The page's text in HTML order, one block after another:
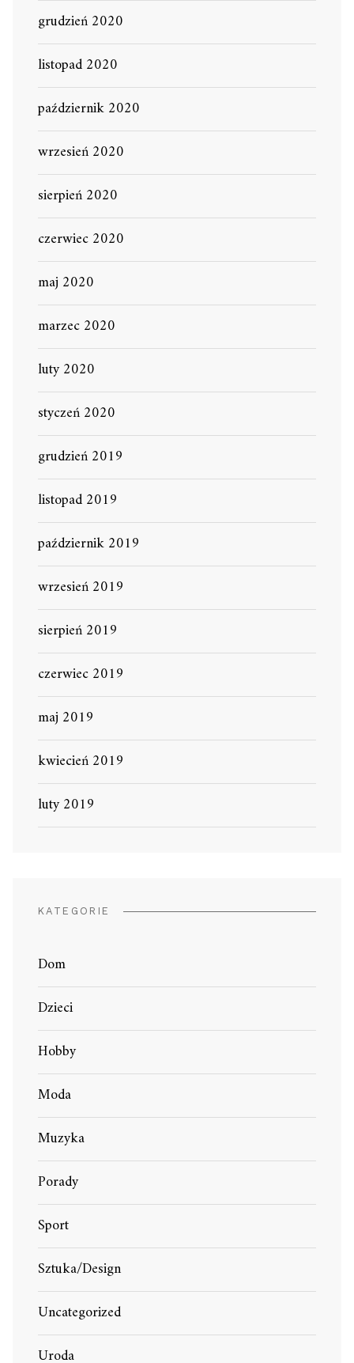
grudzień 2020
listopad 2020
październik 2020
wrzesień 2020
sierpień 2020
czerwiec 2020
maj 2020
marzec 2020
luty 2020
styczeń 2020
grudzień 2019
listopad 2019
październik 2019
wrzesień 2019
sierpień 2019
czerwiec 2019
maj 2019
kwiecień 2019
luty 2019
KATEGORIE
Dom
Dzieci
Hobby
Moda
Muzyka
Porady
Sport
Sztuka/Design
Uncategorized
Uroda